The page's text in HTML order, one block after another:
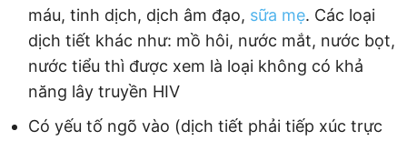
máu, tinh dịch, dịch âm đạo, sữa mẹ. Các loại
dịch tiết khác như: mồ hôi, nước mắt, nước bọt,
nước tiểu thì được xem là loại không có khả
năng lây truyền HIV
Có yếu tố ngõ vào (dịch tiết phải tiếp xúc trực